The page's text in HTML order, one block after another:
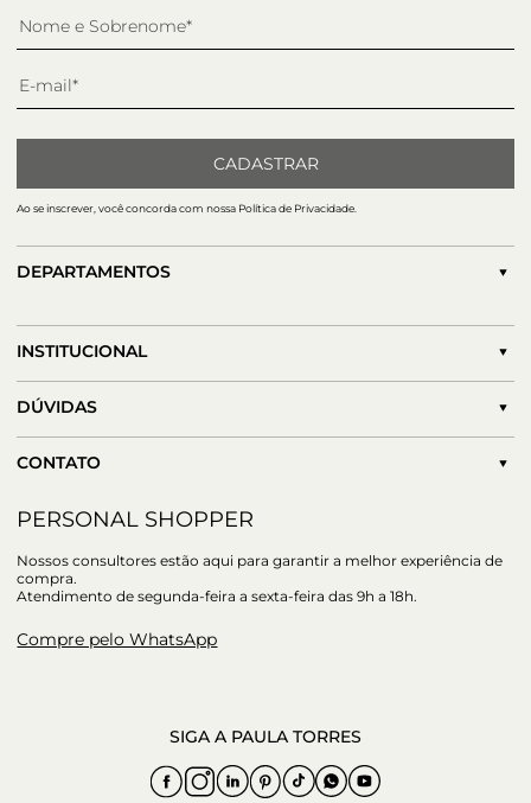
CADASTRAR
Ao se inscrever, você concorda com nossa Política de Privacidade.
DEPARTAMENTOS
INSTITUCIONAL
DÚVIDAS
CONTATO
PERSONAL SHOPPER
Nossos consultores estão aqui para garantir a melhor experiência de
compra.
Atendimento de segunda-feira a sexta-feira das 9h a 18h.
Compre pelo WhatsApp